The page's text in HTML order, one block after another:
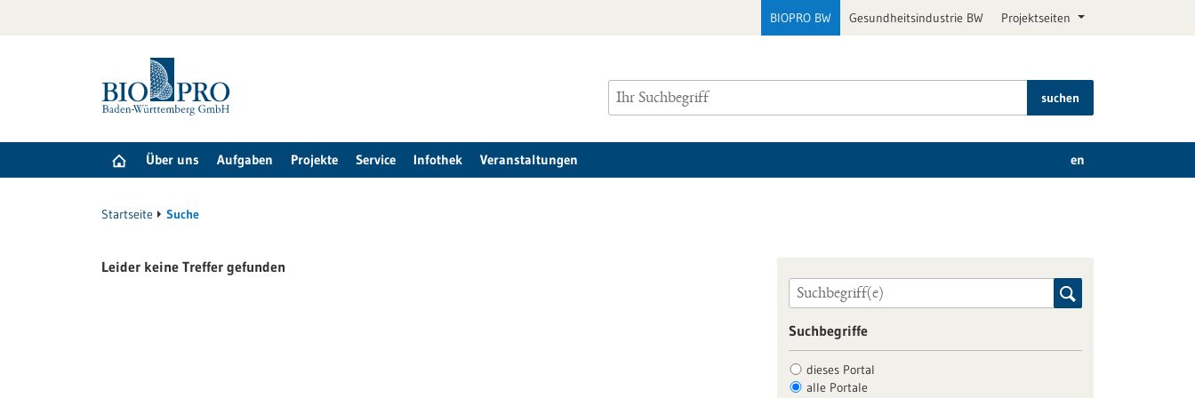
BIOPRO BW Gesundheitsindustrie BW Projektseiten
suchen
Über uns Aufgaben Projekte Service Infothek Veranstaltungen en
Startseite Suche
Leider keine Treffer gefunden
Suchbegriffe
dieses Portal
alle Portale